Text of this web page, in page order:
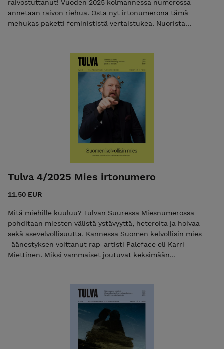
raivostuttanut! Vuoden 2025 kolmannessa numerossa
annetaan raivon riehua. Osta nyt irtonumerona tämä
mehukas paketti feminististä vertaistukea. Nuorista
lasten julmassa maailmassa armoa ei tunneta tai anneta.
Moni saa autismi- tai ADHD-diagnoosin vasta aikuisena. Sitä
ennen on opittava peittämän osa itsestään. Kun kaikki
suututtaa eikä raivolla ole rajoja, on ratkaisuja etsittävä
laatikon ulkopuolelta. Miten olisi humoraalioppi? +50 sivun
edestä feminististä journalismia, esseitä, arvioita ja
viihdettä. Ennakkotilaa nyt, niin lähetämme lehden viikolla
Tulva 4/2025 Mies irtonumero
11.50 EUR
Mitä miehille kuuluu? Tulvan Suuressa Miesnumerossa
pohditaan miesten välistä ystävyyttä, heteroita ja hoivaa
sekä asevelvollisuutta. Kannessa Suomen kelvollisin mies
-äänestyksen voittanut rap-artisti Paleface eli Karri
Miettinen. Miksi vammaiset joutuvat keksimään
Hoiva on miehen työ Miten päästää irti miesvihasta? +50
sivun edestä feminististä journalismia, esseitä, arvioita ja